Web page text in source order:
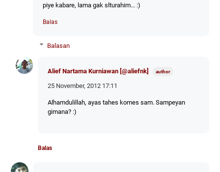
piye kabare, lama gak slturahim... :)
Balas
Balasan
Alief Nartama Kurniawan [@aliefnk]
25 November, 2012 17:11
Alhamdulillah, ayas tahes komes sam. Sampeyan
gimana? :)
Balas